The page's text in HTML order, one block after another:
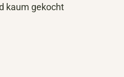
kaum gekocht